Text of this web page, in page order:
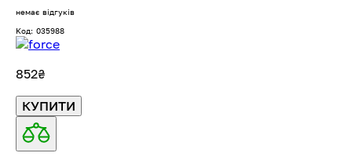
немає відгуків
Код: 035988
852₴
КУПИТИ